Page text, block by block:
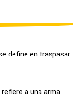
define en traspasar
a una arma